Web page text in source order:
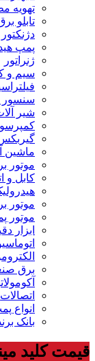
تهویه
تابلو
دژنکتور
پمپ
ژنراتور
سیم و
سنسور
شیر
ماشین
موتور
کابل و
موتور
موتور
ابزار
برق
اتصالات
انواع
بانک